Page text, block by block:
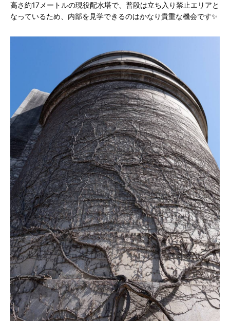
高さ約17メートルの現役配水塔で、普段は立ち入り禁止エリアと
なっているため、内部を見学できるのはかなり貴重な機会です✨